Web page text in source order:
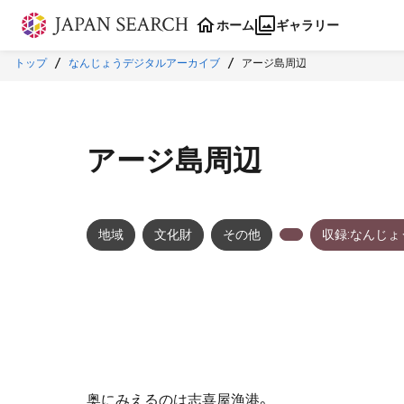
本文に飛ぶ
ホーム ギャラリー
トップ なんじょうデジタルアーカイブ アージ島周辺
アージ島周辺
地域 文化財 その他 収録:なんじ
奥にみえるのは志喜屋漁港。